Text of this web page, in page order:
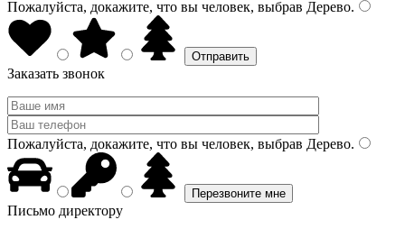
Пожалуйста, докажите, что вы человек, выбрав Дерево.
Заказать звонок
Пожалуйста, докажите, что вы человек, выбрав Дерево.
Письмо директору